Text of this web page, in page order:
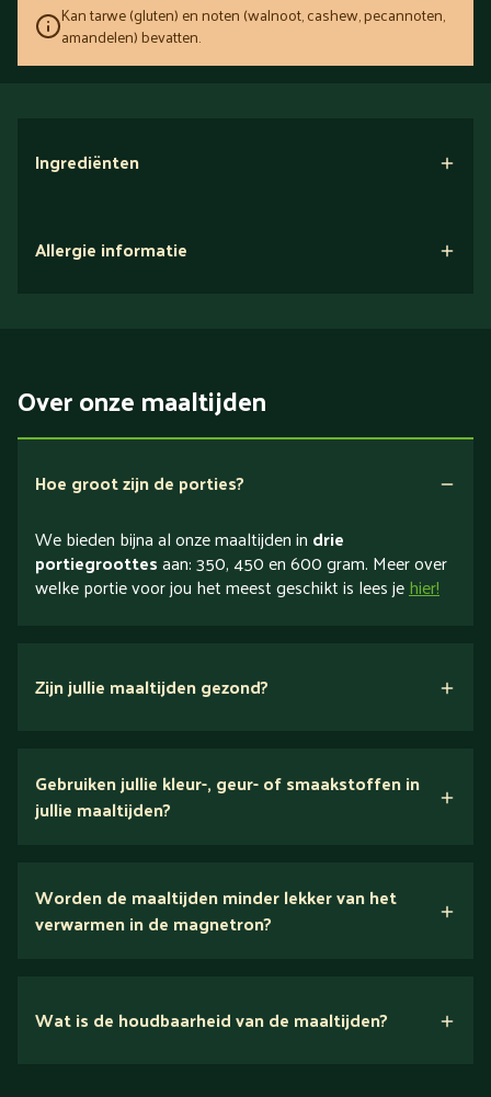
Kan tarwe (gluten) en noten (walnoot, cashew, pecannoten,
amandelen) bevatten.
Ingrediënten
Allergie informatie
Over onze maaltijden
Hoe groot zijn de porties?
We bieden bijna al onze maaltijden in drie
portiegroottesaan: 350, 450 en 600 gram. Meer over
welke portie voor jou het meest geschikt is lees jehier!
Zijn jullie maaltijden gezond?
voedingsexperts
Gebruiken jullie kleur-, geur- of smaakstoffen in
jullie maaltijden?
Worden de maaltijden minder lekker van het
verwarmen in de magnetron?
Wat is de houdbaarheid van de maaltijden?